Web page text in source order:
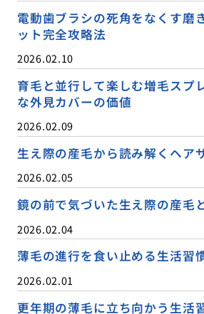
電動歯ブラシの死角をなくす磨
ット完全攻略法
2026.02.10
育毛と並行して楽しむ増毛スプ
な外見カバーの価値
2026.02.09
生え際の産毛から読み解くヘア
2026.02.05
鏡の前で気づいた生え際の産毛
2026.02.04
薄毛の進行を食い止める生活習
2026.02.01
更年期の薄毛に立ち向かう生活